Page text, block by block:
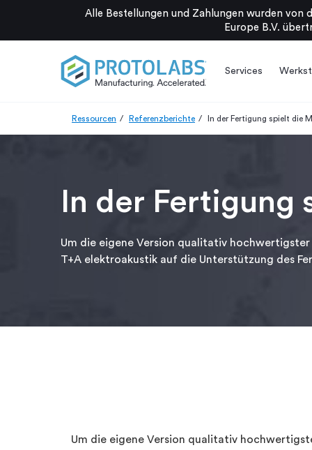
Alle Bestellungen und Zahlungen wurden
Europe B.V.
Services
Ressourcen Referenzberichte In der Fertigung spielt die
In der
Um die eigene Version qualitativ
T+A elektroakustik auf die Unterstützung des
Um die eigene Version qualitativ